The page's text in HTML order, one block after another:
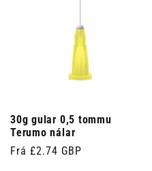
30g gular 0,5 tommu
Terumo nálar
Venjulegt
Frá £2.74 GBP